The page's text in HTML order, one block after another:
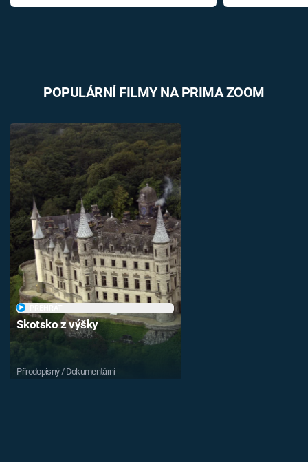
POPULÁRNÍ FILMY NA PRIMA ZOOM
Skotsko z výšky
Přírodopisný / Dokumentární